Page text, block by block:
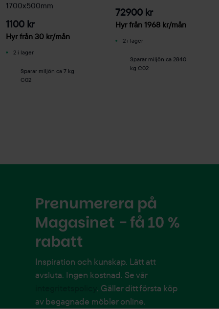
1700x500mm
1100 kr
Hyr från 30 kr/mån
2 i lager
Sparar miljön ca 7 kg
C02
72900 kr
Hyr från 1968 kr/mån
2 i lager
Sparar miljön ca 2840
kg C02
Prenumerera på
Magasinet - få 10 %
rabatt
Inspiration och kunskap. Lätt att
avsluta. Ingen kostnad. Se vår
. Gäller ditt första köp
av begagnade möbler online.